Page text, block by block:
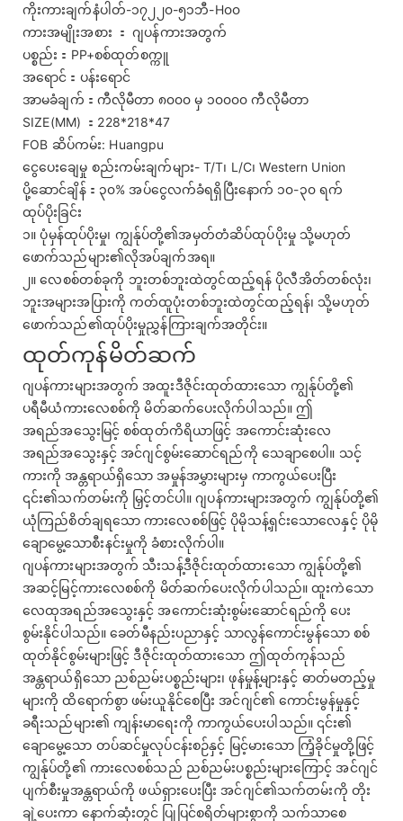
ကိုးကားချက်နံပါတ်-၁၇၂၂၀-၅၁ဘီ-H၀၀
ကားအမျိုးအစား ： ဂျပန်ကားအတွက်
ပစ္စည်း：PP+စစ်ထုတ်စက္ကူ
အရောင်：ပန်းရောင်
အာမခံချက်：ကီလိုမီတာ ၈၀၀၀ မှ ၁၀၀၀၀ ကီလိုမီတာ
SIZE(MM) ：228*218*47
FOB ဆိပ်ကမ်း: Huangpu
ငွေပေးချေမှု စည်းကမ်းချက်များ- T/T၊ L/C၊ Western Union
ပို့ဆောင်ချိန်：၃၀% အပ်ငွေလက်ခံရရှိပြီးနောက် ၁၀-၃၀ ရက်
ထုပ်ပိုးခြင်း
၁။ ပုံမှန်ထုပ်ပိုးမှု၊ ကျွန်ုပ်တို့၏အမှတ်တံဆိပ်ထုပ်ပိုးမှု သို့မဟုတ်
ဖောက်သည်များ၏လိုအပ်ချက်အရ။
၂။ လေစစ်တစ်ခုကို ဘူးတစ်ဘူးထဲတွင်ထည့်ရန် ပိုလီအိတ်တစ်လုံး၊
ဘူးအများအပြားကို ကတ်ထူပုံးတစ်ဘူးထဲတွင်ထည့်ရန်၊ သို့မဟုတ်
ဖောက်သည်၏ထုပ်ပိုးမှုညွှန်ကြားချက်အတိုင်း။
ထုတ်ကုန်မိတ်ဆက်
ဂျပန်ကားများအတွက် အထူးဒီဇိုင်းထုတ်ထားသော ကျွန်ုပ်တို့၏
ပရီမီယံကားလေစစ်ကို မိတ်ဆက်ပေးလိုက်ပါသည်။ ဤ
အရည်အသွေးမြင့် စစ်ထုတ်ကိရိယာဖြင့် အကောင်းဆုံးလေ
အရည်အသွေးနှင့် အင်ဂျင်စွမ်းဆောင်ရည်ကို သေချာစေပါ။ သင့်
ကားကို အန္တရာယ်ရှိသော အမှုန်အမွှားများမှ ကာကွယ်ပေးပြီး
၎င်း၏သက်တမ်းကို မြှင့်တင်ပါ။ ဂျပန်ကားများအတွက် ကျွန်ုပ်တို့၏
ယုံကြည်စိတ်ချရသော ကားလေစစ်ဖြင့် ပိုမိုသန့်ရှင်းသောလေနှင့် ပိုမို
ချောမွေ့သောစီးနင်းမှုကို ခံစားလိုက်ပါ။
ဂျပန်ကားများအတွက် သီးသန့်ဒီဇိုင်းထုတ်ထားသော ကျွန်ုပ်တို့၏
အဆင့်မြင့်ကားလေစစ်ကို မိတ်ဆက်ပေးလိုက်ပါသည်။ ထူးကဲသော
လေထုအရည်အသွေးနှင့် အကောင်းဆုံးစွမ်းဆောင်ရည်ကို ပေး
စွမ်းနိုင်ပါသည်။ ခေတ်မီနည်းပညာနှင့် သာလွန်ကောင်းမွန်သော စစ်
ထုတ်နိုင်စွမ်းများဖြင့် ဒီဇိုင်းထုတ်ထားသော ဤထုတ်ကုန်သည်
အန္တရာယ်ရှိသော ညစ်ညမ်းပစ္စည်းများ၊ ဖုန်မှုန့်များနှင့် ဓာတ်မတည့်မှု
များကို ထိရောက်စွာ ဖမ်းယူနိုင်စေပြီး အင်ဂျင်၏ ကောင်းမွန်မှုနှင့်
ခရီးသည်များ၏ ကျန်းမာရေးကို ကာကွယ်ပေးပါသည်။ ၎င်း၏
ချောမွေ့သော တပ်ဆင်မှုလုပ်ငန်းစဉ်နှင့် မြင့်မားသော ကြံ့ခိုင်မှုတို့ဖြင့်
ကျွန်ုပ်တို့၏ ကားလေစစ်သည် ညစ်ညမ်းပစ္စည်းများကြောင့် အင်ဂျင်
ပျက်စီးမှုအန္တရာယ်ကို ဖယ်ရှားပေးပြီး အင်ဂျင်၏သက်တမ်းကို တိုး
ချဲ့ပေးကာ နောက်ဆုံးတွင် ပြုပြင်စရိတ်များစွာကို သက်သာစေ